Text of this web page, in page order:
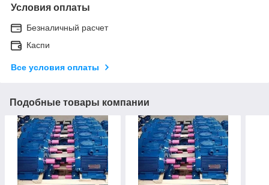
Условия оплаты
Безналичный расчет
Каспи
Все условия оплаты
Подобные товары компании